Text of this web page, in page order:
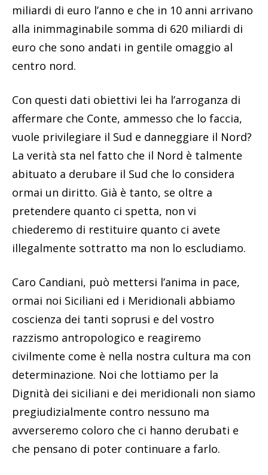
miliardi di euro l’anno e che in 10 anni arrivano
alla inimmaginabile somma di 620 miliardi di
euro che sono andati in gentile omaggio al
centro nord.
Con questi dati obiettivi lei ha l’arroganza di
affermare che Conte, ammesso che lo faccia,
vuole privilegiare il Sud e danneggiare il Nord?
La verità sta nel fatto che il Nord è talmente
abituato a derubare il Sud che lo considera
ormai un diritto. Già è tanto, se oltre a
pretendere quanto ci spetta, non vi
chiederemo di restituire quanto ci avete
illegalmente sottratto ma non lo escludiamo.
Caro Candiani, può mettersi l’anima in pace,
ormai noi Siciliani ed i Meridionali abbiamo
coscienza dei tanti soprusi e del vostro
razzismo antropologico e reagiremo
civilmente come è nella nostra cultura ma con
determinazione. Noi che lottiamo per la
Dignità dei siciliani e dei meridionali non siamo
pregiudizialmente contro nessuno ma
avverseremo coloro che ci hanno derubati e
che pensano di poter continuare a farlo.